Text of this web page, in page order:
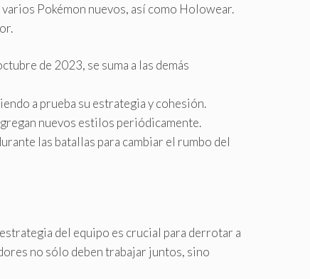
Pokémon nuevos, así como Holowear.
de 2023, se suma a las demás
a prueba su estrategia y cohesión.
nuevos estilos periódicamente.
las batallas para cambiar el rumbo del
del equipo es crucial para derrotar a
no sólo deben trabajar juntos, sino